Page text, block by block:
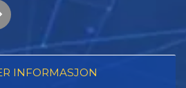
INFORMASJON